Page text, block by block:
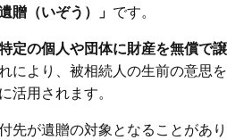
遺贈（いぞう）」 です。
定の個人や団体に財産を無償で譲
により、被相続人の生前の意思を
活用されます。
先が遺贈の対象となることがあり